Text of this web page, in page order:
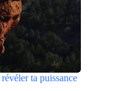
ta puissance